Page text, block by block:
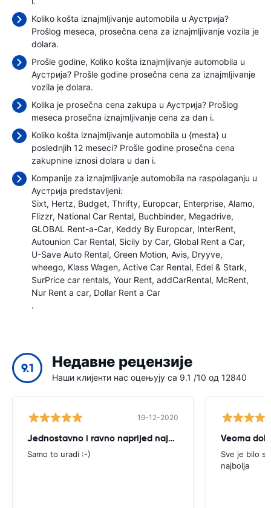
Koliko košta iznajmljivanje automobila u Аустрија?
Prošlog meseca, prosečna cena za iznajmljivanje vozila je
dolara.
Prošle godine, Koliko košta iznajmljivanje automobila u
Аустрија? Prošle godine prosečna cena za iznajmljivanje
vozila je dolara.
Kolika je prosečna cena zakupa u Аустрија? Prošlog
meseca prosečna iznajmljivanje cena za dan i.
Koliko košta iznajmljivanje automobila u {mesta} u
poslednjih 12 meseci? Prošle godine prosečna cena
zakupnine iznosi dolara u dan i.
Kompanije za iznajmljivanje automobila na raspolaganju u
Аустрија predstavljeni:
Sixt Hertz Budget Thrifty Europcar Enterprise Alamo
Flizzr National Car Rental Buchbinder Megadrive
GLOBAL Rent-a-Car Keddy By Europcar InterRent
Autounion Car Rental Sicily by Car Global Rent a Car
U-Save Auto Rental Green Motion Avis Dryyve
wheego Klass Wagen Active Car Rental Edel & Stark
SurPrice car rentals Your Rent addCarRental McRent
Nur Rent a car Dollar Rent a Car
.
9.1 Недавне рецензије
Наши клијенти нас оцењују са 9.1 /10 од 12840
19-12-2020
Jednostavno i ravno naprijed najam automobila
Samo to uradi :-)
Veoma
Sve je bilo
najbolja